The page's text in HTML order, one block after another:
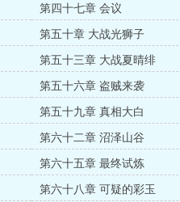
第四十七章 会议
第五十章 大战光狮子
第五十三章 大战夏晴绯
第五十六章 盗贼来袭
第五十九章 真相大白
第六十二章 沼泽山谷
第六十五章 最终试炼
第六十八章 可疑的彩玉